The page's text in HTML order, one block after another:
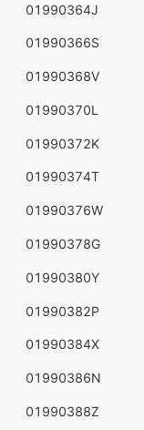
01990364J
01990366S
01990368V
01990370L
01990372K
01990374T
01990376W
01990378G
01990380Y
01990382P
01990384X
01990386N
01990388Z